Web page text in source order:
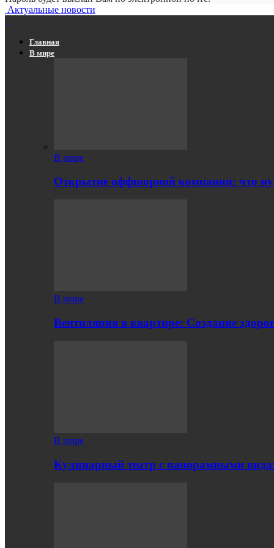
Актуальные новости
Главная
В мире
В мире
Открытие оффшорной компании: что
В мире
Вентиляция в квартире: Создание
В мире
Кулинарный театр с панорамными